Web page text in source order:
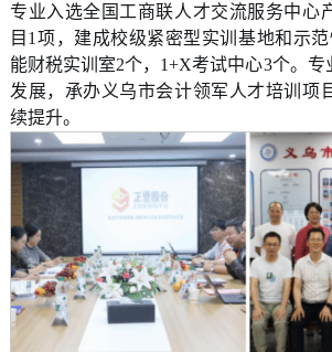
专业入选全国工商联人才交流服务中心
目1项，建成校级紧密型实训基地和示
能财税实训室2个，1+X考试中心3个。
发展，承办义乌市会计领军人才培训项
续提升。